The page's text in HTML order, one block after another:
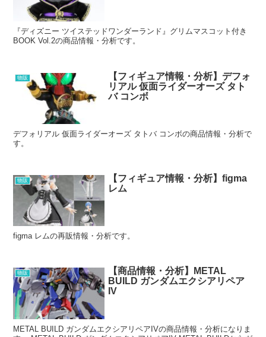
『ディズニー ツイステッドワンダーランド』グリムマスコット付き
BOOK Vol.2の商品情報・分析です。
物販
【フィギュア情報・分析】デフォ
リアル 仮面ライダーオーズ タト
バ コンボ
デフォリアル 仮面ライダーオーズ タトバ コンボの商品情報・分析で
す。
物販
【フィギュア情報・分析】figma
レム
figma レムの再販情報・分析です。
物販
【商品情報・分析】METAL
BUILD ガンダムエクシアリペア
IV
METAL BUILD ガンダムエクシアリペアIVの商品情報・分析になりま